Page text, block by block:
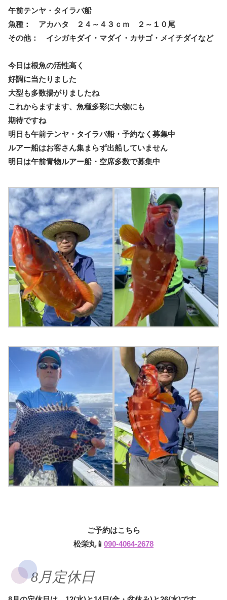
午前テンヤ・タイラバ船
魚種： アカハタ ２４～４３ｃｍ ２～１０尾
その他： イシガキダイ・マダイ・カサゴ・メイチダイなど
今日は根魚の活性高く
好調に当たりました
大型も多数揚がりましたね
これからますます、魚種多彩に大物にも
期待ですね
明日も午前テンヤ・タイラバ船・予約なく募集中
ルアー船はお客さん集まらず出船していません
明日は午前青物ルアー船・空席多数で募集中
ご予約はこちら
松栄丸📱 090-4064-2678
8月定休日